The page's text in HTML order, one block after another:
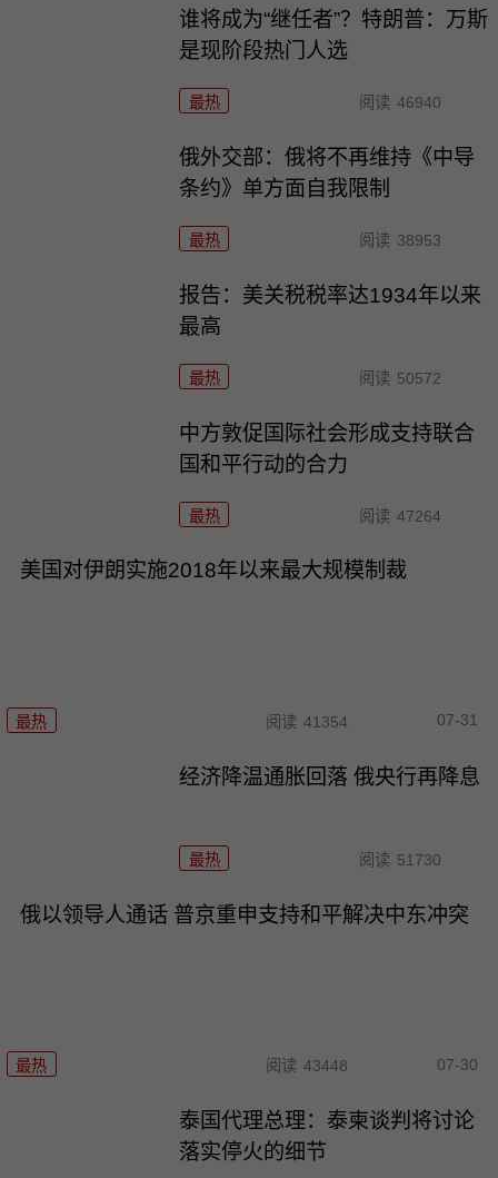
谁将成为“继任者”？特朗普：万斯
是现阶段热门人选
最热 阅读 46940
俄外交部：俄将不再维持《中导
条约》单方面自我限制
最热 阅读 38953
报告：美关税税率达1934年以来
最高
最热 阅读 50572
中方敦促国际社会形成支持联合
国和平行动的合力
最热 阅读 47264
美国对伊朗实施2018年以来最大规模制裁
最热 阅读 41354 07-31
经济降温通胀回落 俄央行再降息
最热 阅读 51730
俄以领导人通话 普京重申支持和平解决中东冲突
最热 阅读 43448 07-30
泰国代理总理：泰柬谈判将讨论
落实停火的细节